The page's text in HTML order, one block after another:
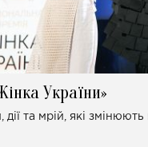
України»
дії та мрій, які змінюють